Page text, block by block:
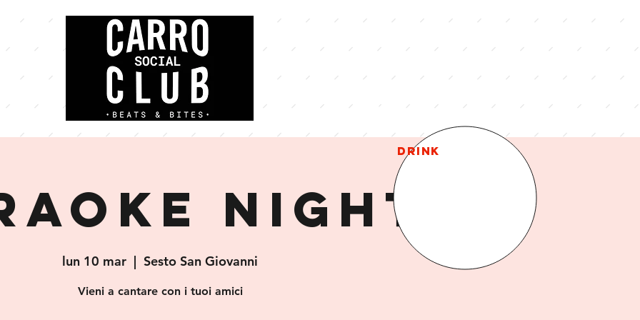
DRINK
night
lun 10 mar
  |
Sesto San Giovanni
Vieni a cantare con i tuoi amici